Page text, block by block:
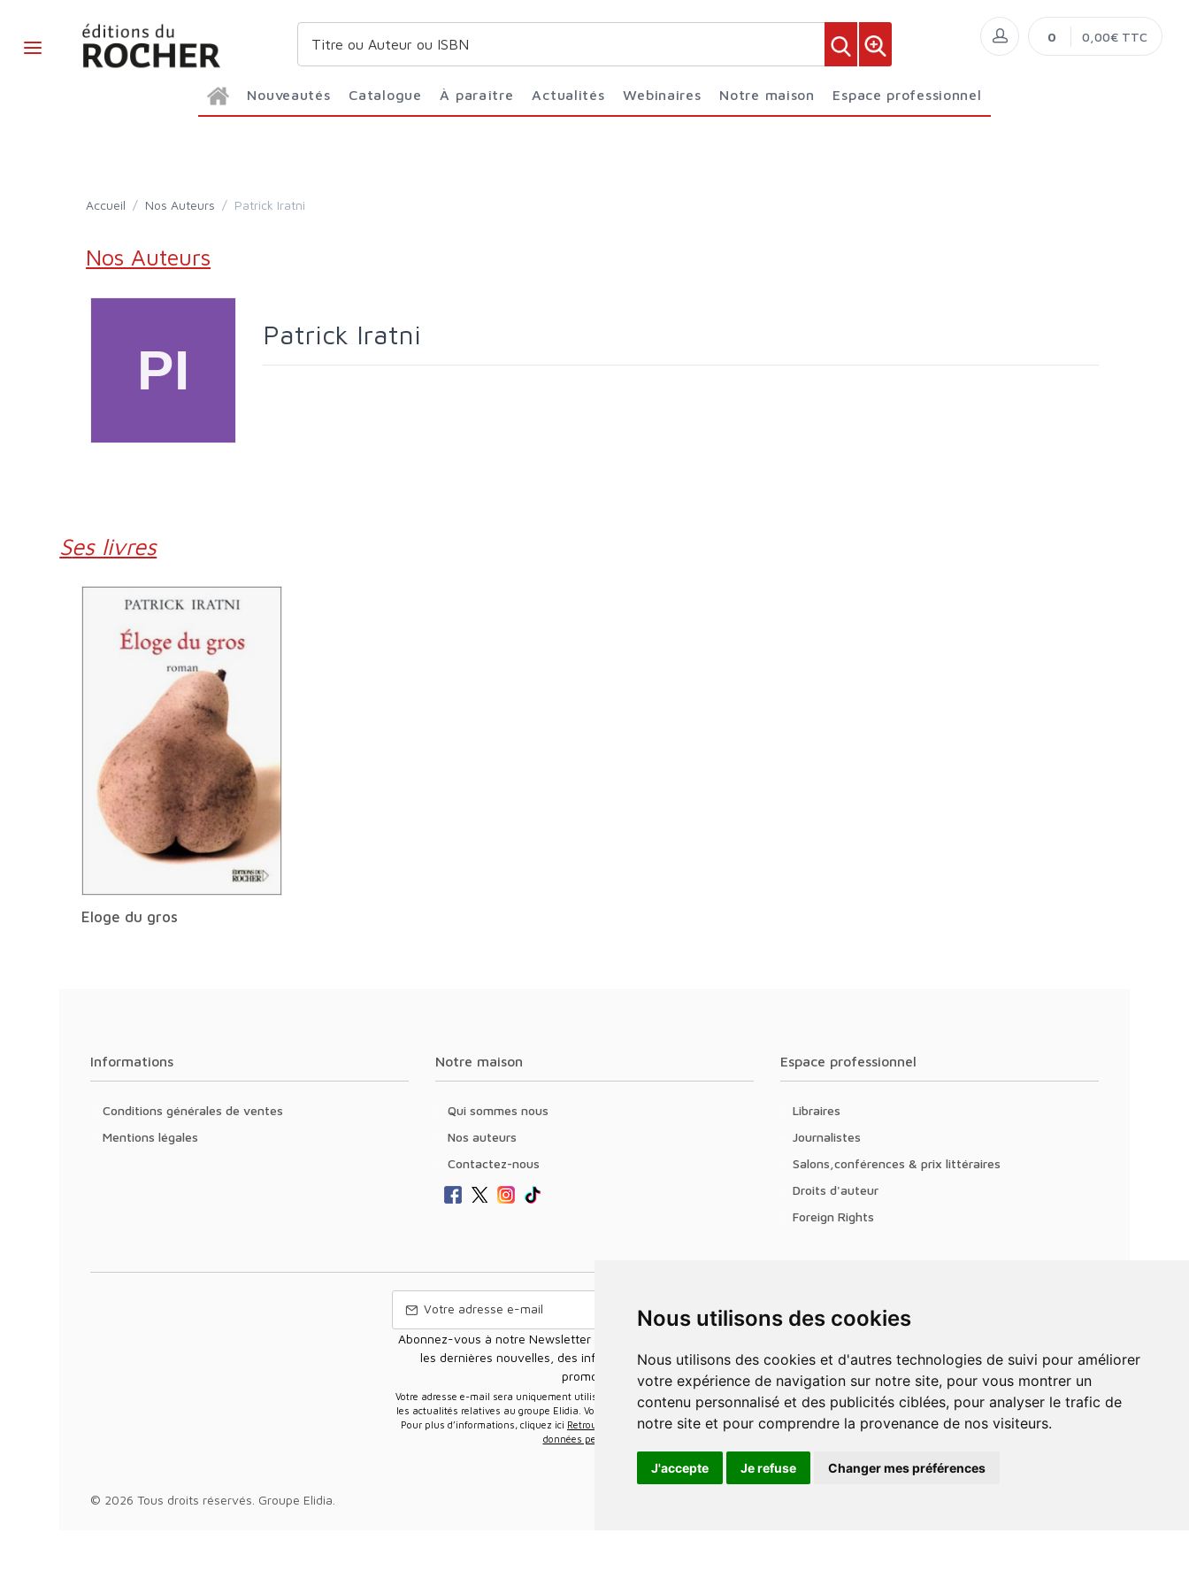
Nous utilisons des cookies
Nous utilisons des cookies et d'autres technologies de suivi pour améliorer
votre expérience de navigation sur notre site, pour vous montrer un
contenu personnalisé et des publicités ciblées, pour analyser le trafic de
notre site et pour comprendre la provenance de nos visiteurs.
J'accepte Je refuse Changer mes préférences
Nouveautés Catalogue À paraître Actualités Webinaires Notre maison Espace professionnel
0 0,00€ TTC
Accueil / Nos Auteurs / Patrick Iratni
Nos Auteurs
Patrick Iratni
Ses livres
Eloge du gros
Informations
Conditions générales de ventes
Mentions légales
Notre maison
Qui sommes nous
Nos auteurs
Contactez-nous
Espace professionnel
Libraires
Journalistes
Salons,conférences & prix littéraires
Droits d'auteur
Foreign Rights
Abonnez-vous à notre Newsletter pour recevoir nos nouvelles offres,
les dernières nouvelles, des informations sur les ventes et les
promotions.
Votre adresse e-mail sera uniquement utilisée pour vous envoyer des informations sur
les actualités relatives au groupe Elidia. Vous pouvez vous désinscrire à tout moment.
Pour plus d’informations, cliquez ici Retrouvez ici notre politique de protection de vos
données personnelles
© 2026 Tous droits réservés. Groupe Elidia